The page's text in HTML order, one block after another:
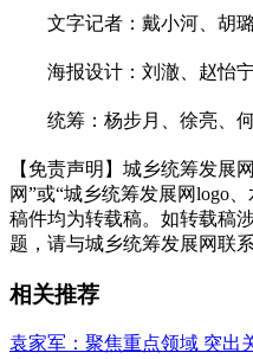
文字记者：戴小河、胡璐
海报设计：刘澈、赵怡
统筹：杨步月、徐亮、何
【免责声明】城乡统筹发展
网”或“城乡统筹发展网logo
稿件均为转载稿。如转载稿
题，请与城乡统筹发展网联系
相关推荐
袁家军：聚焦重点领域 突出